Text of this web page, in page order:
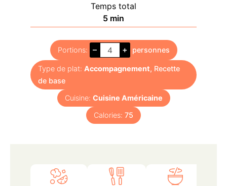
Temps total
5minutes
min
Portions: – + personnes
Type de plat: Accompagnement, Recette
de base
Cuisine: Cuisine Américaine
Calories: 75